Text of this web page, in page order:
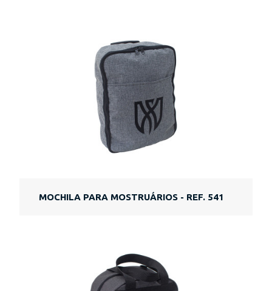
MOCHILA PARA MOSTRUÁRIOS - REF. 541